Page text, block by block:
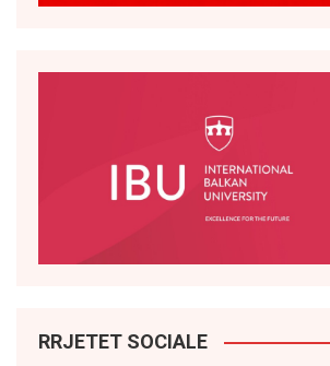
RRJETET SOCIALE